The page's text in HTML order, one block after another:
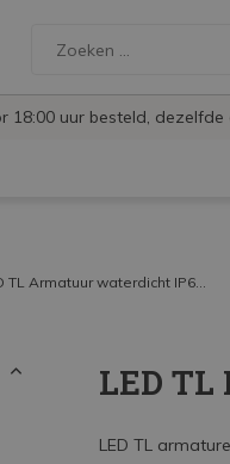
18:00 uur besteld,
TL Armatuur waterdicht IP6...
LED
LED TL